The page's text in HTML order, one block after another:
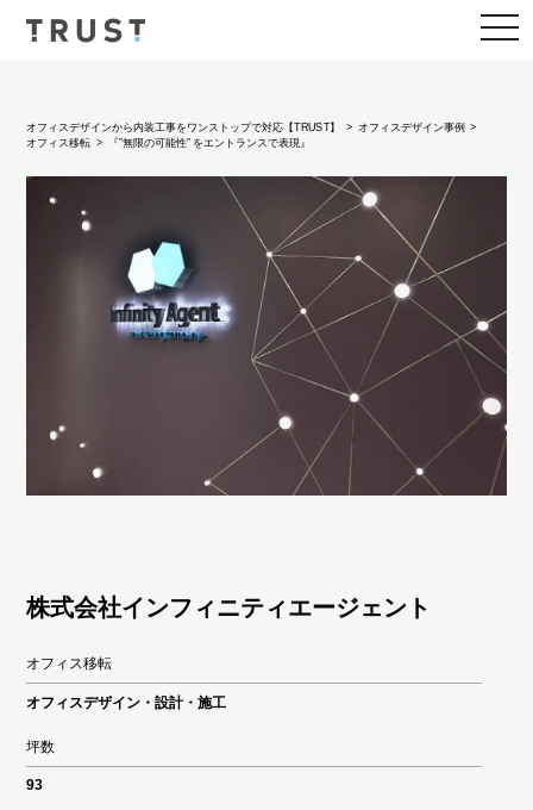
オフィスデザインから内装工事をワンストップで対応【TRUST】 オフィスデザイン事例
オフィス移転 『”無限の可能性” をエントランスで表現』
株式会社インフィニティエージェント
オフィス移転
オフィスデザイン・設計・施工
坪数
93